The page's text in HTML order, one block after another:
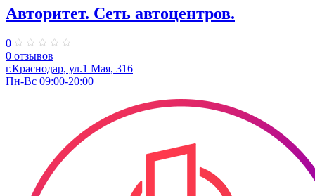
Авторитет. ​Сеть автоцентров.
0
0 отзывов
г.Краснодар, ул.​1 Мая, 316
Пн-Вс 09:00-20:00